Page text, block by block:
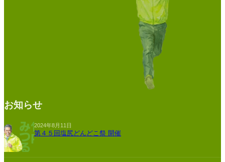
お知らせ
2024年8月11日
第４５回塩尻どんどこ祭 開催